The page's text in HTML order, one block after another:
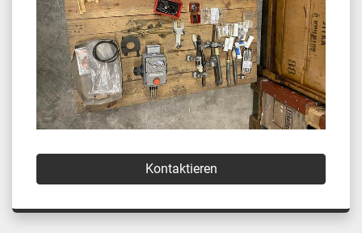
Kontaktieren